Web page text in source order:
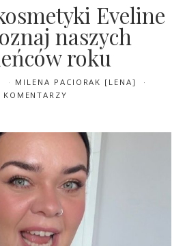
MILENA PACIORAK [LENA]
KOMENTARZY
Azjatki kochają
prawdziwy sekret
my “mamy go w
Age Back Code
Cosmetics.
Eveline
naszych
roku
MILENA PACIORAK [LENA]
KOMENTARZY